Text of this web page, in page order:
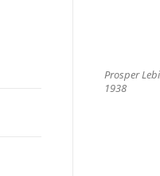
Prosper
1938